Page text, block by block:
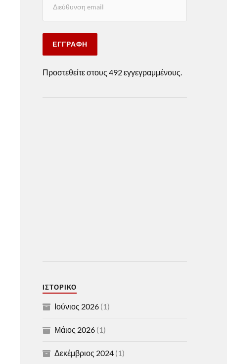
ΕΓΓΡΑΦΉ
Προστεθείτε στους 492 εγγεγραμμένους.
ΙΣΤΟΡΙΚΌ
Ιούνιος 2026(1)
Μάιος 2026(1)
Δεκέμβριος 2024(1)